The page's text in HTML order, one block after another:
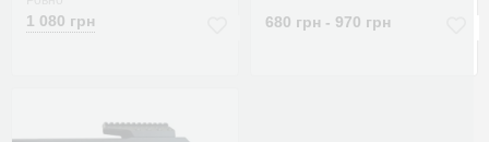
1 080 грн 680 грн - 970 грн